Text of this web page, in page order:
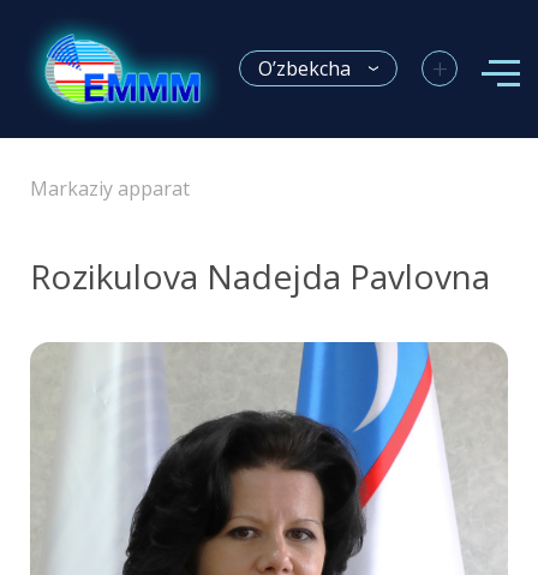
O’zbekcha +
Markaziy apparat
Rozikulova Nadejda Pavlovna